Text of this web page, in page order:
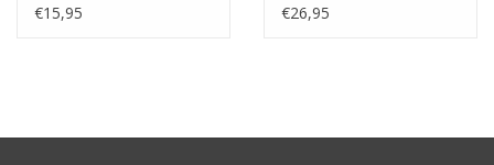
€15,95
€26,95